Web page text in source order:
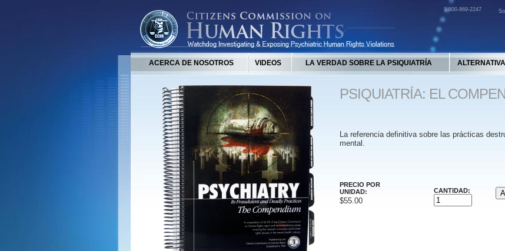
1-800-869-2247
ACERCA DE NOSOTROS VIDEOS LA VERDAD SOBRE LA PSIQUIATRÍA
PSIQUIATRÍA: EL
La referencia definitiva sobre las prácticas
mental.
PRECIO POR
UNIDAD:
$55.00
CANTIDAD: